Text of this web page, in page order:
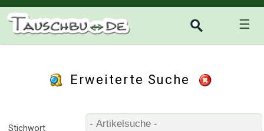
☰
Erweiterte Suche
Stichwort